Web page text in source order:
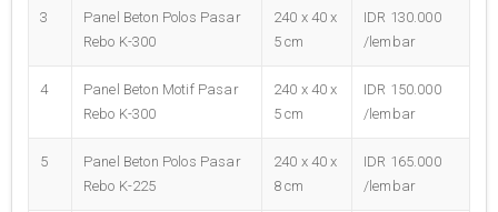
3
Panel Beton Polos Pasar
Rebo K-300
240 x 40 x
5 cm
IDR 130.000
/lembar
4
Panel Beton Motif Pasar
Rebo K-300
240 x 40 x
5 cm
IDR 150.000
/lembar
5
Panel Beton Polos Pasar
Rebo K-225
240 x 40 x
8 cm
IDR 165.000
/lembar